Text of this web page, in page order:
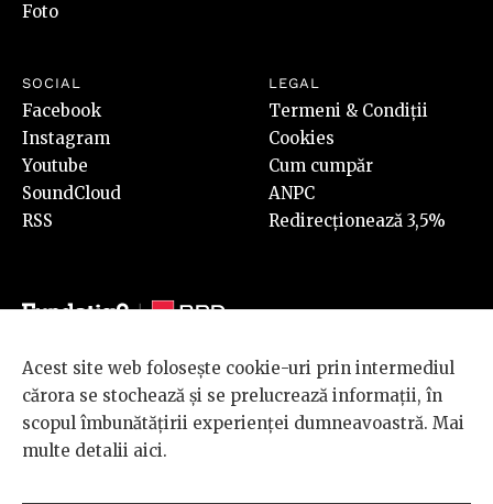
Foto
SOCIAL
Facebook
Instagram
Youtube
SoundCloud
RSS
LEGAL
Termeni & Condiții
Cookies
Cum cumpăr
ANPC
Redirecționează 3,5%
© 2026 BRD Groupe Société Générale, toate drepturile rezervate.
Scena 9 este un proiect sustinut de
BRD GROUPE SOCIÉTÉ
GÉNÉRALE
Acest site web folosește cookie-uri prin intermediul
cărora se stochează și se prelucrează informații, în
scopul îmbunătățirii experienței dumneavoastră. Mai
multe detalii aici.